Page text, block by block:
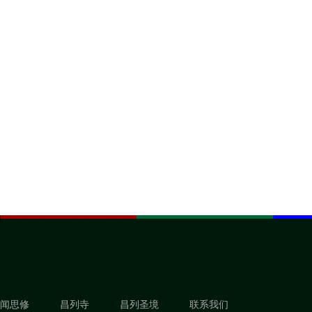
闻思修 昌列寺 昌列圣境 联系我们